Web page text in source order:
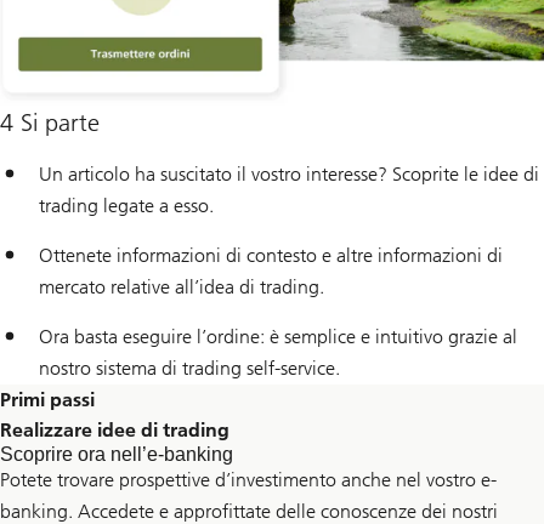
4 Si parte
Un articolo ha suscitato il vostro interesse? Scoprite le idee di
trading legate a esso.
Ottenete informazioni di contesto e altre informazioni di
mercato relative all’idea di trading.
Ora basta eseguire l’ordine: è semplice e intuitivo grazie al
nostro sistema di trading self-service.
Primi passi
Realizzare idee di trading
Scoprire ora nell’e-banking
Potete trovare prospettive d’investimento anche nel vostro e-
banking. Accedete e approfittate delle conoscenze dei nostri